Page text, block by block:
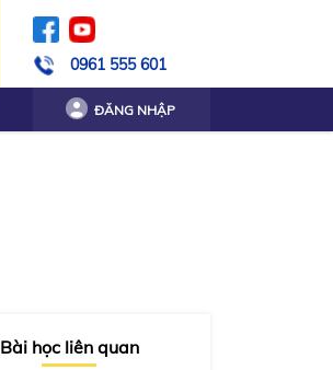
0961 555 601
ĐĂNG NHẬP
Bài học liên quan